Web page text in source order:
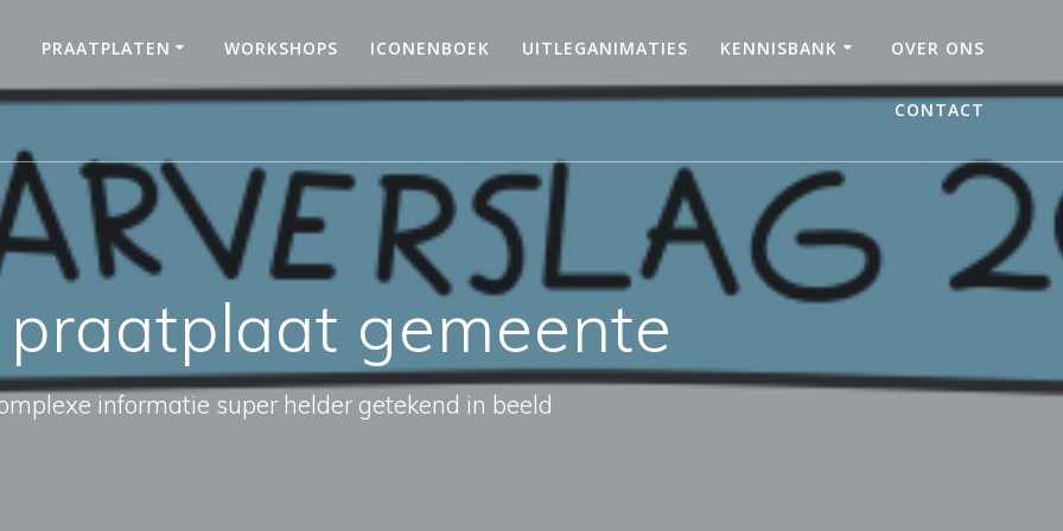
PRAATPLATEN WORKSHOPS ICONENBOEK UITLEGANIMATIES KENNISBANK OVER ONS
CONTACT
praatplaat gemeente
informatie super helder getekend in beeld